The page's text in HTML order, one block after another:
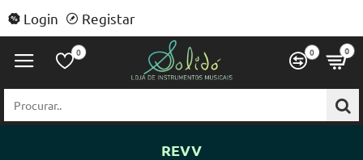
Login Registar
0 0 0
Procurar..
REVV